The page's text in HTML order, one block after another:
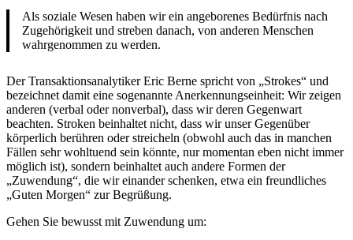
Als soziale Wesen haben wir ein angeborenes Bedürfnis nach
Zugehörigkeit und streben danach, von anderen Menschen
wahrgenommen zu werden.
Der Transaktionsanalytiker Eric Berne spricht von „Strokes“ und
bezeichnet damit eine sogenannte Anerkennungseinheit: Wir zeigen
anderen (verbal oder nonverbal), dass wir deren Gegenwart
beachten. Stroken beinhaltet nicht, dass wir unser Gegenüber
körperlich berühren oder streicheln (obwohl auch das in manchen
Fällen sehr wohltuend sein könnte, nur momentan eben nicht immer
möglich ist), sondern beinhaltet auch andere Formen der
„Zuwendung“, die wir einander schenken, etwa ein freundliches
„Guten Morgen“ zur Begrüßung.
Gehen Sie bewusst mit Zuwendung um: